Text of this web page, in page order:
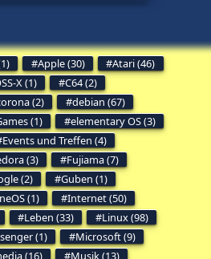
Apple (30)
Atari (46)
X (1)
C64 (2)
(2)
debian (67)
(1)
elementary OS (3)
Events und Treffen (4)
(3)
Fujiama (7)
(2)
Guben (1)
(1)
Internet (50)
Leben (33)
Linux (98)
(1)
Microsoft (9)
(16)
Musik (13)